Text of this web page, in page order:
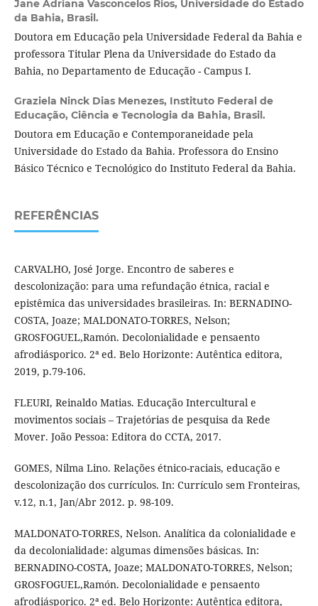
Jane Adriana Vasconcelos Rios, Universidade do Estado
da Bahia, Brasil.
Doutora em Educação pela Universidade Federal da Bahia e
professora Titular Plena da Universidade do Estado da
Bahia, no Departamento de Educação - Campus I.
Graziela Ninck Dias Menezes, Instituto Federal de
Educação, Ciência e Tecnologia da Bahia, Brasil.
Doutora em Educação e Contemporaneidade pela
Universidade do Estado da Bahia. Professora do Ensino
Básico Técnico e Tecnológico do Instituto Federal da Bahia.
REFERÊNCIAS
CARVALHO, José Jorge. Encontro de saberes e
descolonização: para uma refundação étnica, racial e
epistêmica das universidades brasileiras. In: BERNADINO-
COSTA, Joaze; MALDONATO-TORRES, Nelson;
GROSFOGUEL,Ramón. Decolonialidade e pensaento
afrodiásporico. 2ª ed. Belo Horizonte: Autêntica editora,
2019, p.79-106.
FLEURI, Reinaldo Matias. Educação Intercultural e
movimentos sociais – Trajetórias de pesquisa da Rede
Mover. João Pessoa: Editora do CCTA, 2017.
GOMES, Nilma Lino. Relações étnico-raciais, educação e
descolonização dos currículos. In: Currículo sem Fronteiras,
v.12, n.1, Jan/Abr 2012. p. 98-109.
MALDONATO-TORRES, Nelson. Analítica da colonialidade e
da decolonialidade: algumas dimensões básicas. In:
BERNADINO-COSTA, Joaze; MALDONATO-TORRES, Nelson;
GROSFOGUEL,Ramón. Decolonialidade e pensaento
afrodiásporico. 2ª ed. Belo Horizonte: Autêntica editora,